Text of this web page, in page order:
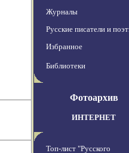
Журналы
Русские писатели и
Избранное
Библиотеки
Фотоархив
ИНТЕРНЕТ
Топ-лист "Русского